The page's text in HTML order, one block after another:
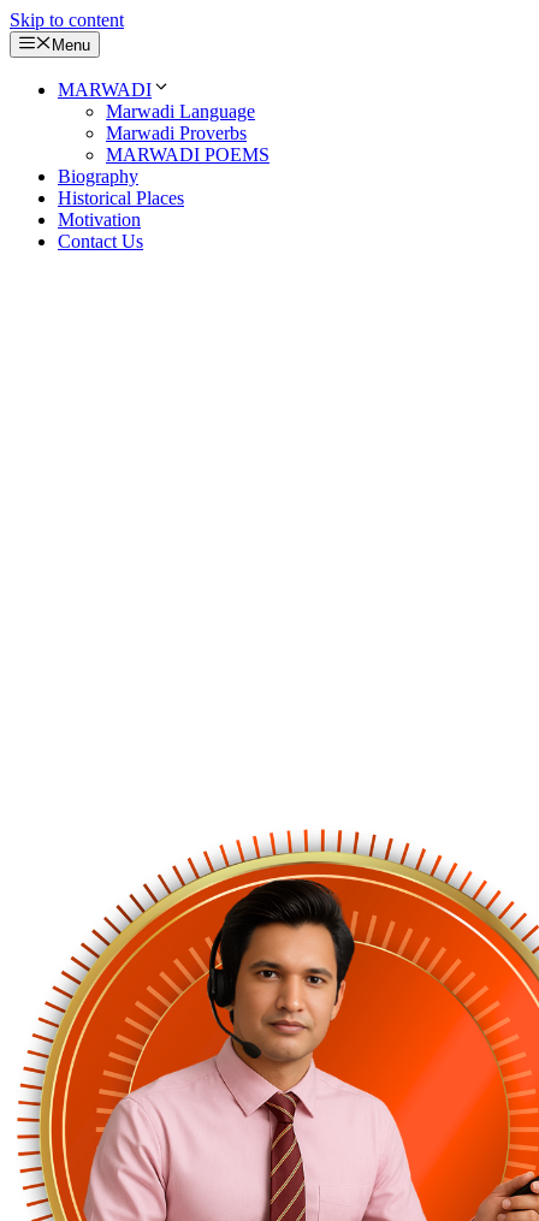
Skip to content
Menu
MARWADI
Marwadi Language
Marwadi Proverbs
MARWADI POEMS
Biography
Historical Places
Motivation
Contact Us